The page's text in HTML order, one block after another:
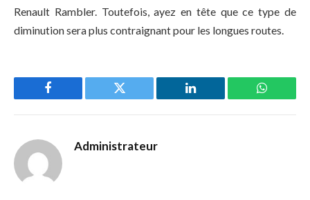
Renault Rambler. Toutefois, ayez en tête que ce type de
diminution sera plus contraignant pour les longues routes.
Facebook Twitter LinkedIn
Administrateur